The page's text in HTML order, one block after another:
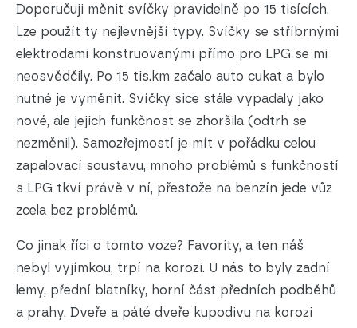
Doporučuji měnit svíčky pravidelně po 15 tisících.
Lze použít ty nejlevnější typy. Svíčky se stříbrnými
elektrodami konstruovanými přímo pro LPG se mi
neosvědčily. Po 15 tis.km začalo auto cukat a bylo
nutné je vyměnit. Svíčky sice stále vypadaly jako
nové, ale jejich funkčnost se zhoršila (odtrh se
nezměnil). Samozřejmostí je mít v pořádku celou
zapalovací soustavu, mnoho problémů s funkčností
s LPG tkví právě v ní, přestože na benzín jede vůz
zcela bez problémů.
Co jinak říci o tomto voze? Favority, a ten náš
nebyl vyjímkou, trpí na korozi. U nás to byly zadní
lemy, přední blatníky, horní část předních podběhů
a prahy. Dveře a páté dveře kupodivu na korozi